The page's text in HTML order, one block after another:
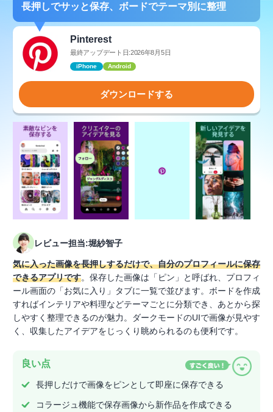
長押しでサッと保存、ボードでテーマ別に整理
Pinterest
最終アップデート日:2026年8月5日
iPhone Android
ダウンロードする
レビュー担当:堀紗智子
気に入った画像を長押しするだけで、自分のプロフィールに保存
できるアプリです。保存した画像は「ピン」と呼ばれ、プロフィ
ール画面の「お気に入り」タブに一覧で並びます。ボードを作成
すればインテリアや料理などテーマごとに分類でき、あとから探
しやすく整理できるのが魅力。ダークモードのUIで画像が見やす
く、収集したアイデアをじっくり眺められるのも便利です。
良い点
長押しだけで画像をピンとして即座に保存できる
コラージュ機能で保存画像から新作品を作成できる